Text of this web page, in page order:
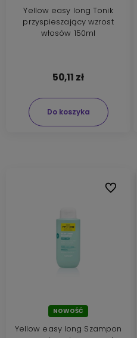
Yellow easy long Tonik
przyspieszający wzrost
włosów 150ml
50,11 zł
Do koszyka
NOWOŚĆ
Yellow easy long Szampon
Do